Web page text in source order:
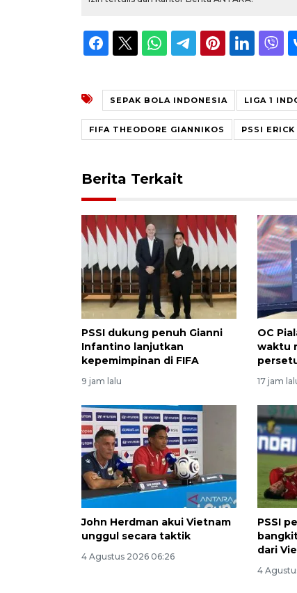
SEPAK BOLA INDONESIA LIGA 1
FIFA THEODORE GIANNIKOS PSSI
Berita Terkait
PSSI dukung penuh Gianni
Infantino lanjutkan
kepemimpinan di FIFA
9 jam lalu
OC
waktu
17 jam
John Herdman akui Vietnam
unggul secara taktik
4 Agustus 2026 06:26
PSSI
dari
4